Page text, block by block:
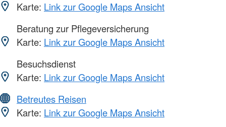
Karte: Link zur Google Maps Ansicht
Beratung zur Pflegeversicherung
Karte: Link zur Google Maps Ansicht
Besuchsdienst
Karte: Link zur Google Maps Ansicht
Betreutes Reisen
Karte: Link zur Google Maps Ansicht